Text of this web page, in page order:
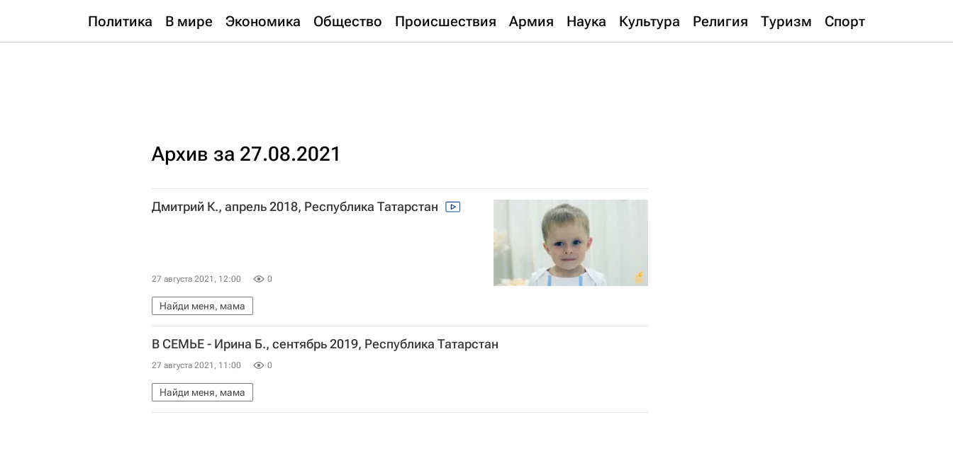
Политика В мире Экономика Общество Происшествия Армия Наука Культура Религия Туризм Спорт
Архив за 27.08.2021
Дмитрий К., апрель 2018, Республика Татарстан
27 августа 2021, 12:00 0
Найди меня, мама
В СЕМЬЕ - Ирина Б., сентябрь 2019, Республика Татарстан
27 августа 2021, 11:00 0
Найди меня, мама